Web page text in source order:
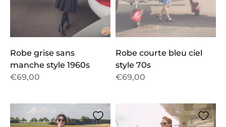
Robe grise sans
manche style 1960s
€69,00
Robe courte bleu ciel
style 70s
€69,00